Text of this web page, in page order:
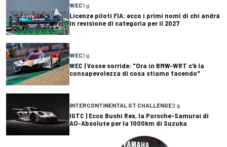
WEC1 g
Licenze piloti FIA: ecco i primi nomi di chi andrà
in revisione di categoria per il 2027
WEC1 g
WEC | Vosse sorride: "Ora in BMW-WRT c'è la
consapevolezza di cosa stiamo facendo"
INTERCONTINENTAL GT CHALLENGE2 g
IGTC | Ecco Bushi Rex, la Porsche-Samurai di
AO-Absolute per la 1000km di Suzuka